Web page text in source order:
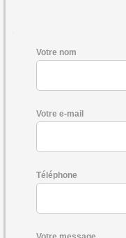
Votre nom
Votre e-mail
Téléphone